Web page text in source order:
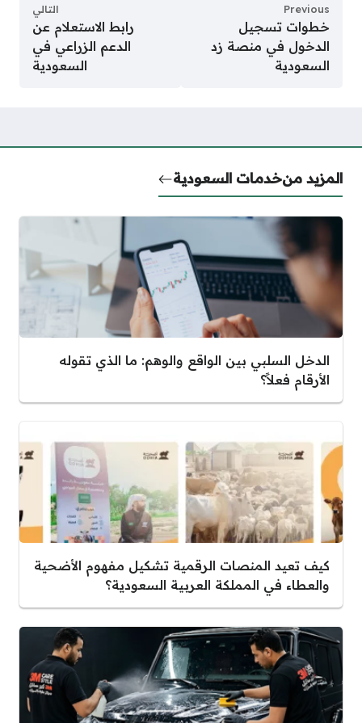
Previous
خطوات تسجيل
الدخول في منصة زد
السعودية
التالي
رابط الاستعلام عن
الدعم الزراعي في
السعودية
المزيد منخدمات السعودية
الدخل السلبي بين الواقع والوهم: ما الذي تقوله
الأرقام فعلاً؟
كيف تعيد المنصات الرقمية تشكيل مفهوم الأضحية
والعطاء في المملكة العربية السعودية؟